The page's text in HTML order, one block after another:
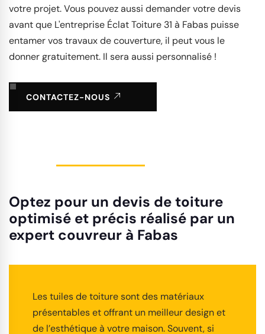
votre projet. Vous pouvez aussi demander votre devis
avant que L'entreprise Éclat Toiture 31 à Fabas puisse
entamer vos travaux de couverture, il peut vous le
donner gratuitement. Il sera aussi personnalisé !
CONTACTEZ-NOUS
Optez pour un devis de toiture
optimisé et précis réalisé par un
expert couvreur à Fabas
Les tuiles de toiture sont des matériaux
présentables et offrant un meilleur design et
de l’esthétique à votre maison. Souvent, si